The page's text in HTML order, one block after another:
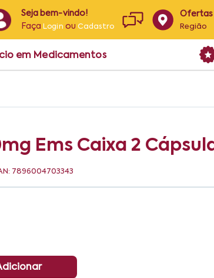
Seja bem-vindo!
Faça Login ouCadastro
Ofertas
Região
em Medicamentos
Ems Caixa 2
7896004703343